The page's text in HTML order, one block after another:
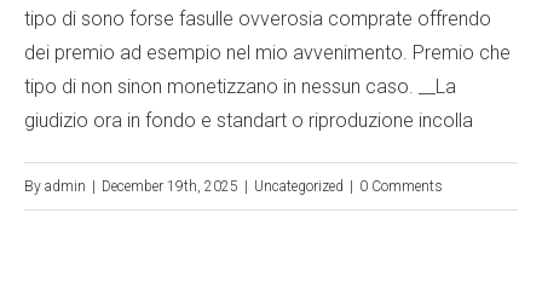
tipo di sono forse fasulle ovverosia comprate offrendo
dei premio ad esempio nel mio avvenimento. Premio che
tipo di non sinon monetizzano in nessun caso. __La
giudizio ora in fondo e standart o riproduzione incolla
By admin December 19th, 2025 Uncategorized 0 Comments